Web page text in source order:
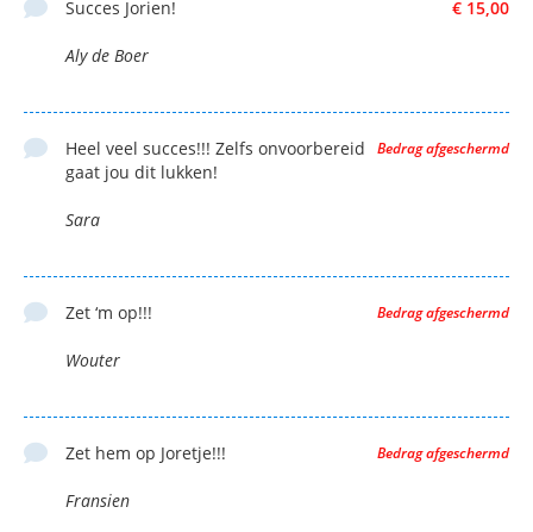
€ 15,00
Succes Jorien!
Aly de Boer
Bedrag afgeschermd
Heel veel succes!!! Zelfs onvoorbereid
gaat jou dit lukken!
Sara
Bedrag afgeschermd
Zet ‘m op!!!
Wouter
Bedrag afgeschermd
Zet hem op Joretje!!!
Fransien